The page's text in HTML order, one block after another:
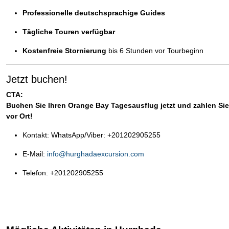
Professionelle deutschsprachige Guides
Tägliche Touren verfügbar
Kostenfreie Stornierung bis 6 Stunden vor Tourbeginn
Jetzt buchen!
CTA:
Buchen Sie Ihren Orange Bay Tagesausflug jetzt und zahlen
vor Ort!
Kontakt: WhatsApp/Viber: +201202905255
E-Mail: info@hurghadaexcursion.com
Telefon: +201202905255